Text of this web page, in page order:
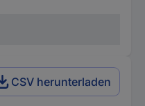
CSV herunterladen